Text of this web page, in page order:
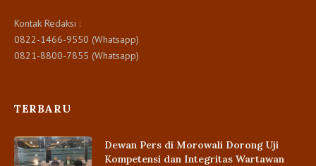
Kontak Redaksi :
0822-1466-9550 (Whatsapp)
0821-8800-7855 (Whatsapp)
TERBARU
Dewan Pers di Morowali Dorong Uji
Kompetensi dan Integritas Wartawan